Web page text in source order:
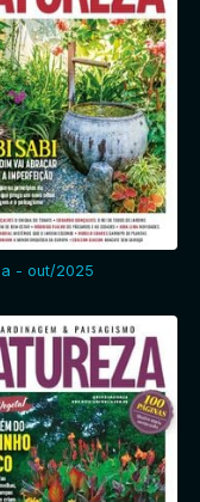
- out/2025